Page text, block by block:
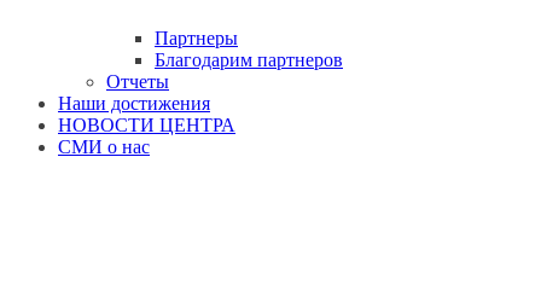
Партнеры
Благодарим партнеров
Отчеты
Наши достижения
НОВОСТИ ЦЕНТРА
СМИ о нас